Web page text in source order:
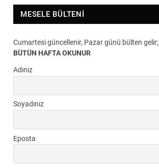
MESELE BÜLTENI
Cumartesi güncellenir, Pazar günü bülten gelir;
BÜTÜN HAFTA OKUNUR
Adınız
Soyadınız
Eposta